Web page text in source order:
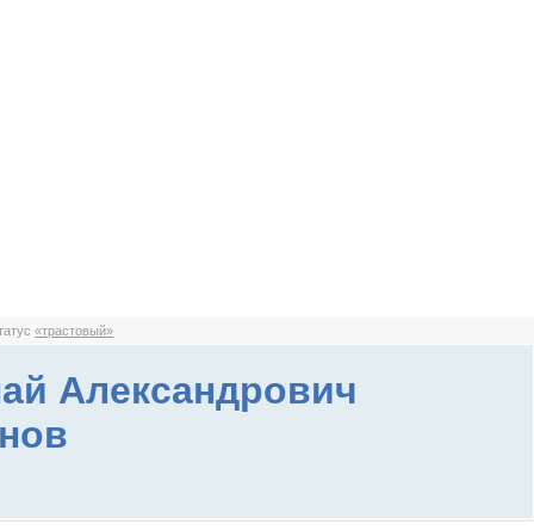
«трастовый»
Александрович